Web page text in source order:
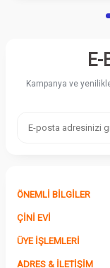
Kampanya ve
ÖNEMLI BILGILER
ÇINI EVI
ÜYE İŞLEMLERI
ADRES & İLETIŞIM